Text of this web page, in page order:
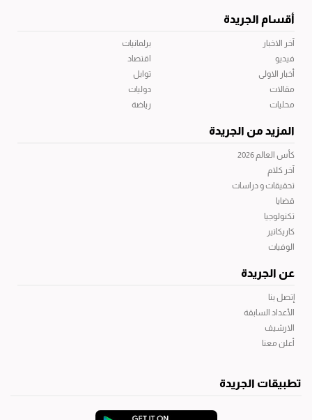
أقسام الجريدة
آخر الاخبار
فيديو
أخبار الاولى
مقالات
محليات
برلمانيات
اقتصاد
توابل
دوليات
رياضة
المزيد من الجريدة
كأس العالم 2026
آخر كلام
تحقيقات و دراسات
قضايا
تكنولوجيا
كاريكاتير
الوفيات
عن الجريدة
إتصل بنا
الأعداد السابقة
الارشيف
أعلن معنا
تطبيقات الجريدة